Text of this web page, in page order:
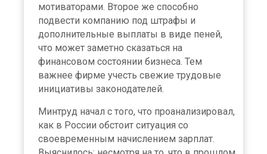
мотиваторами. Второе же способно
подвести компанию под штрафы и
дополнительные выплаты в виде пеней,
что может заметно сказаться на
финансовом состоянии бизнеса. Тем
важнее фирме учесть свежие трудовые
инициативы законодателей.
Минтруд начал с того, что проанализировал,
как в России обстоит ситуация со
своевременным начислением зарплат.